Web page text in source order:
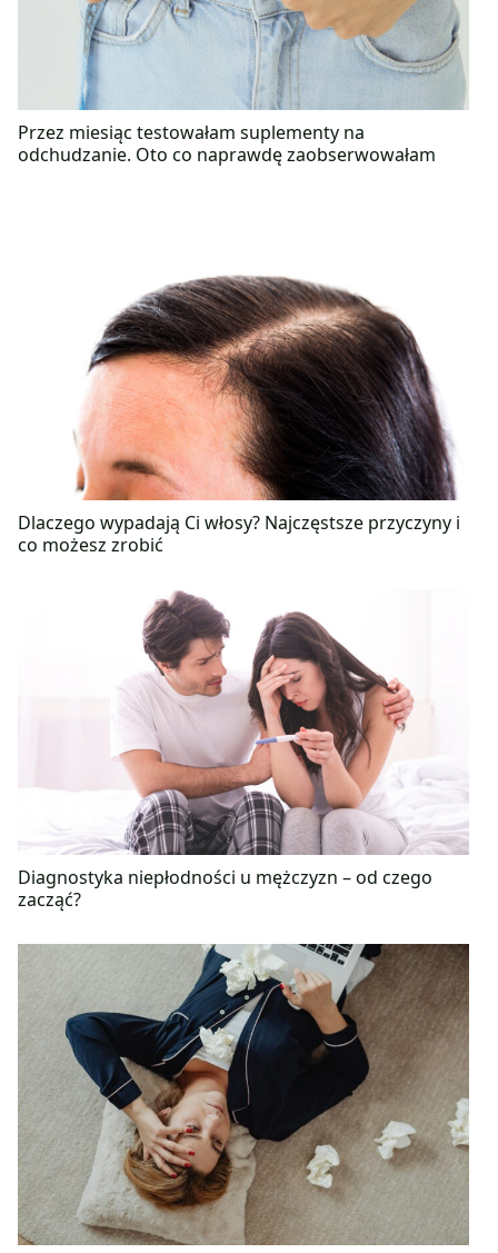
Przez miesiąc testowałam suplementy na
odchudzanie. Oto co naprawdę zaobserwowałam
Dlaczego wypadają Ci włosy? Najczęstsze przyczyny i
co możesz zrobić
Diagnostyka niepłodności u mężczyzn – od czego
zacząć?